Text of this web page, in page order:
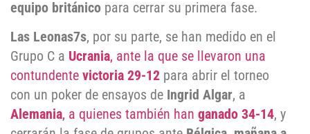
equipo británico para cerrar su primera fase.
Las Leonas7s, por su parte, se han medido en el
Grupo C a Ucrania, ante la que se llevaron una
contundente victoria 29-12 para abrir el torneo
con un poker de ensayos de Ingrid Algar, a
Alemania, a quienes también han ganado 34-14, y